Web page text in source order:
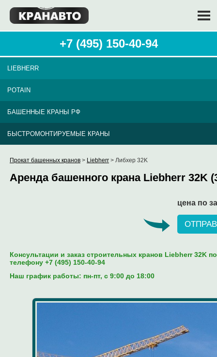
+7 (495) 150-40-94
LIEBHERR
POTAIN
БАШЕННЫЕ КРАНЫ РФ
БЫСТРОМОНТИРУЕМЫЕ КРАНЫ
Прокат башенных кранов > Liebherr > Либхер 32K
Аренда башенного крана Liebherr 32K
цена по
Консультации и заказ строительных кранов Liebherr 32K
телефону +7 (495) 150-40-94
Наш график работы: пн-пт, c 9:00 до 18:00